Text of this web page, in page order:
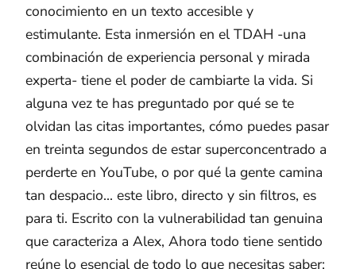
conocimiento en un texto accesible y
estimulante. Esta inmersión en el TDAH -una
combinación de experiencia personal y mirada
experta- tiene el poder de cambiarte la vida. Si
alguna vez te has preguntado por qué se te
olvidan las citas importantes, cómo puedes pasar
en treinta segundos de estar superconcentrado a
perderte en YouTube, o por qué la gente camina
tan despacio... este libro, directo y sin filtros, es
para ti. Escrito con la vulnerabilidad tan genuina
que caracteriza a Alex, Ahora todo tiene sentido
reúne lo esencial de todo lo que necesitas saber: